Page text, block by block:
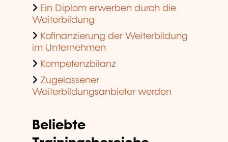
Ein Diplom erwerben durch die
Weiterbildung
Kofinanzierung der Weiterbildung
im Unternehmen
Kompetenzbilanz
Zugelassener
Weiterbildungsanbieter werden
Beliebte